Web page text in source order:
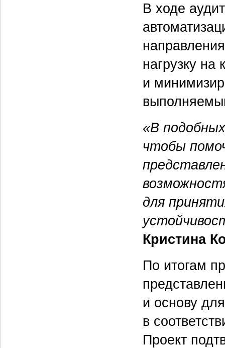
В ходе
нагрузку на
и
«В
чтобы
для
Кристина
По итогам
и основу
в
Проект